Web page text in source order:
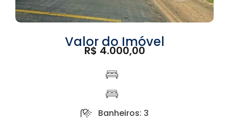
Valor do Imóvel
R$ 4.000,00
Banheiros: 3